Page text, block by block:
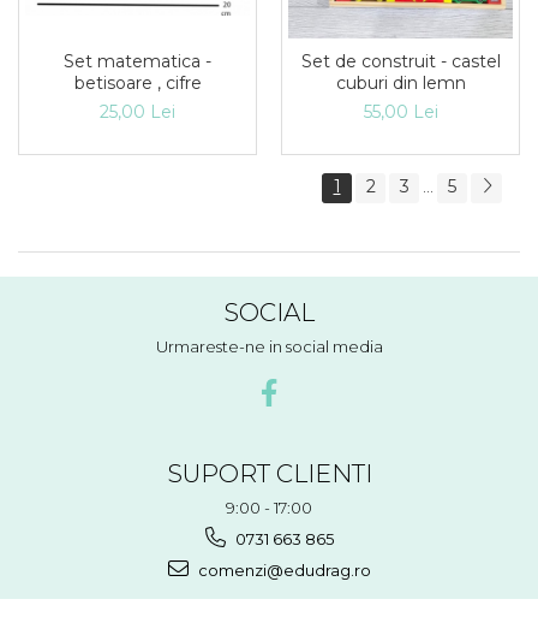
Set matematica -
betisoare , cifre
25,00 Lei
Set de construit - castel
cuburi din lemn
55,00 Lei
1 2 3 5
SOCIAL
Urmareste-ne in social media
SUPORT CLIENTI
9:00 - 17:00
0731 663 865
comenzi@edudrag.ro